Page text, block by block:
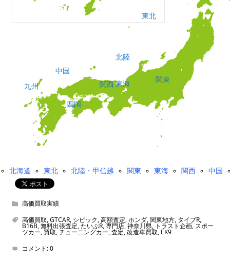
東北
北陸
関東
東海
関西
中国
四国
九州
北海道 東北 北陸・甲信越 関東 東海 関西 中国
高価買取実績
高価買取,GTCAR, シビック,高額査定,ホンダ,関東地方, タイプR,
B16B,無料出張査定,たいぷR,専門店,神奈川県,トラスト企画, スポー
ツカー,買取,チューニングカー,査定,改造車買取, EK9
コメント:0